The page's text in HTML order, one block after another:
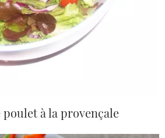
poulet à la provençale